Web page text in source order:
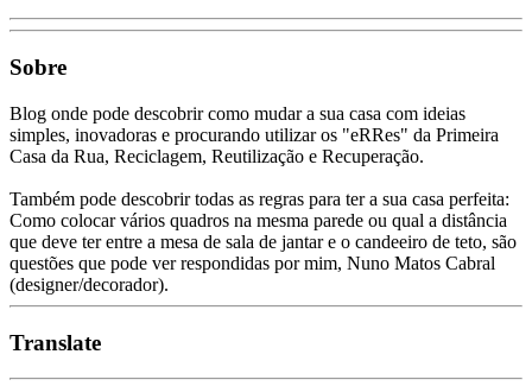
Sobre
Blog onde pode descobrir como mudar a sua casa com ideias
simples, inovadoras e procurando utilizar os "eRRes" da Primeira
Casa da Rua, Reciclagem, Reutilização e Recuperação.
Também pode descobrir todas as regras para ter a sua casa perfeita:
Como colocar vários quadros na mesma parede ou qual a distância
que deve ter entre a mesa de sala de jantar e o candeeiro de teto, são
questões que pode ver respondidas por mim, Nuno Matos Cabral
(designer/decorador).
Translate